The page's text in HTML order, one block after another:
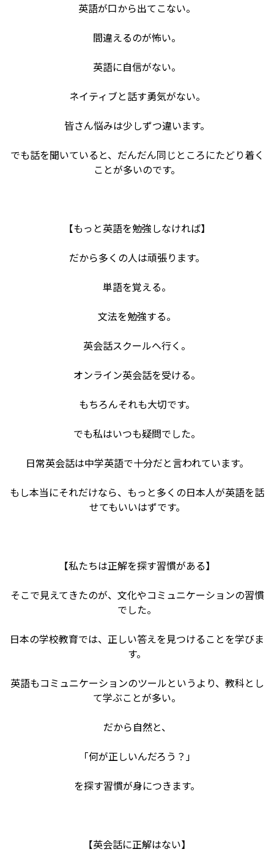
英語が口から出てこない。
間違えるのが怖い。
英語に自信がない。
ネイティブと話す勇気がない。
皆さん悩みは少しずつ違います。
でも話を聞いていると、だんだん同じところにたどり着く
ことが多いのです。
【もっと英語を勉強しなければ】
だから多くの人は頑張ります。
単語を覚える。
文法を勉強する。
英会話スクールへ行く。
オンライン英会話を受ける。
もちろんそれも大切です。
でも私はいつも疑問でした。
日常英会話は中学英語で十分だと言われています。
もし本当にそれだけなら、もっと多くの日本人が英語を話
せてもいいはずです。
【私たちは正解を探す習慣がある】
そこで見えてきたのが、文化やコミュニケーションの習慣
でした。
日本の学校教育では、正しい答えを見つけることを学びま
す。
英語もコミュニケーションのツールというより、教科とし
て学ぶことが多い。
だから自然と、
「何が正しいんだろう？」
を探す習慣が身につきます。
【英会話に正解はない】